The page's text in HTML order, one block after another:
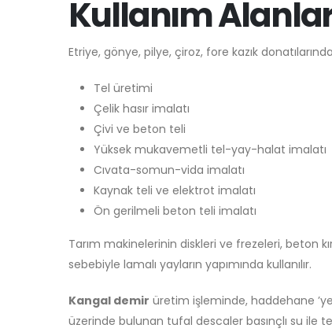
Kullanım
Etriye, gönye, pilye, çiroz, fore kazık
Tel üretimi
Çelik hasır imalatı
Çivi ve beton teli
Yüksek mukavemetli tel-yay-halat imalatı
Cıvata-somun-vida imalatı
Kaynak teli ve elektrot imalatı
Ön gerilmeli beton teli imalatı
Tarım makinelerinin diskleri ve frezeleri, beton
sebebiyle lamalı yayların yapımında kullanılır.
Kangal demir üretim işleminde, haddehane ’ye
üzerinde bulunan tufal descaler basınçlı su ile